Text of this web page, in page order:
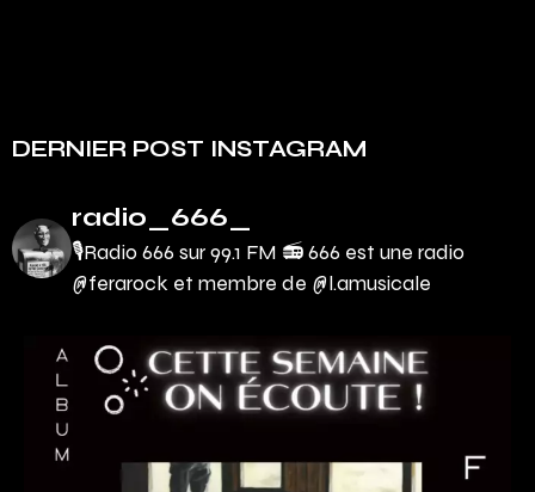
DERNIER POST INSTAGRAM
radio_666_
🎙Radio 666 sur 99.1 FM 📻666 est une radio
@ferarock et membre de @l.amusicale